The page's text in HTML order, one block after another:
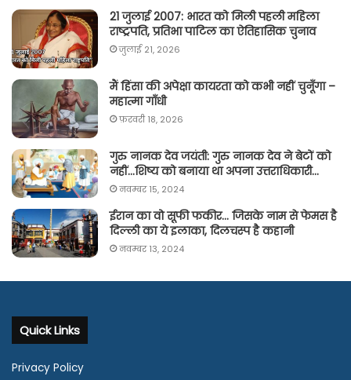
21 जुलाई 2007: भारत को मिली पहली महिला
राष्ट्रपति, प्रतिभा पाटिल का ऐतिहासिक चुनाव
जुलाई 21, 2026
मैं हिंसा की अपेक्षा कायरता को कभी नहीं चुनूँगा –
महात्मा गाँधी
फ़रवरी 18, 2026
गुरु नानक देव जयंती: गुरु नानक देव ने बेटों को
नहीं…शिष्य को बनाया था अपना उत्तराधिकारी…
नवम्बर 15, 2024
ईरान का वो सूफी फकीर… जिसके नाम से फेमस है
दिल्ली का ये इलाका, दिलचस्प है कहानी
नवम्बर 13, 2024
Quick Links
Privacy Policy